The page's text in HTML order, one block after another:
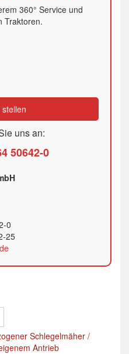
360° Service und
Traktoren.
uns an:
50642-0
0
25